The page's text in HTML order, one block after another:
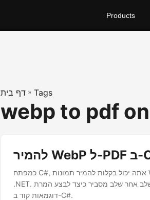
Products
דף בית » Tags
webp to pdf
כמפתח C#, אתה יכול בקלות להמיר תמונות WebP לפורמט PDF באמצעות Aspose.Imaging Cloud SDK עבור
.NET. מדריך זה בשיטת שלב אחר שלב מסביר כיצד לבצע המרת WebP ל-PDF באמצעות ה-REST API עם
דוגמאות קוד ב-C#.